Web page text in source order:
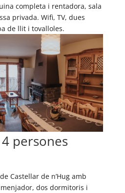
completa i rentadora, sala
privada. Wifi, TV, dues
de llit i tovalloles.
persones
Castellar de n’Hug amb
dos dormitoris i